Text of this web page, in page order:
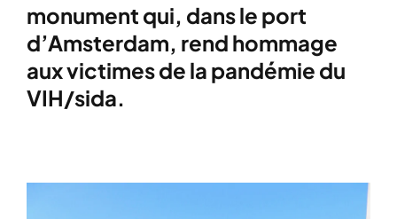
monument qui, dans le port
d’Amsterdam, rend hommage
aux victimes de la pandémie du
VIH/sida.